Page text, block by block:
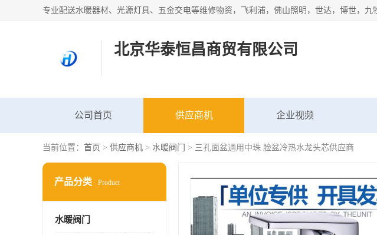
北京华泰恒昌商贸有限公司
公司首页 供应商机 企业视频
当前位置： 首页 > 供应商机 > 水暖阀门 > 三孔面盆通用中珠 脸盆冷热水龙头芯供应商
产品分类 Product
水暖阀门